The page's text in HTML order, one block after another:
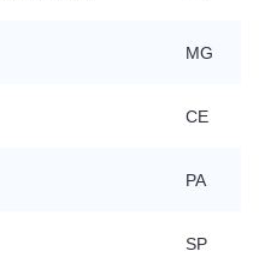
MG
CE
PA
SP